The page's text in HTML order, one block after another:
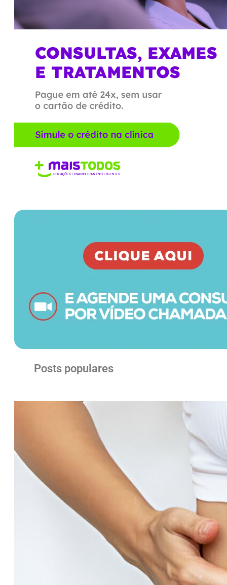
Posts populares